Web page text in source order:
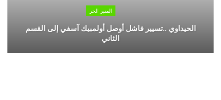
المنبر الحر
الحيداوي ..تسيير فاشل أوصل أولمبيك آسفي إلى القسم
الثاني